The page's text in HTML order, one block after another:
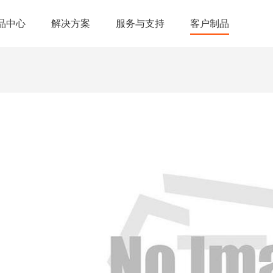
中心 解决方案 服务与支持 客户制品